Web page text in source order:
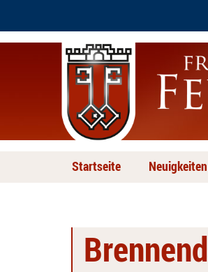
Startseite Neuigkeiten